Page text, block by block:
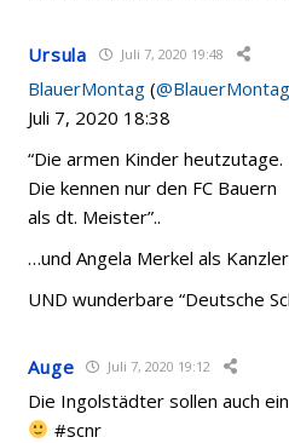
Ursula Juli 7, 2020 19:48
BlauerMontag (
Juli 7, 2020 18:38
“Die armen Kinder heutzutage.
Die kennen nur den FC Bauern
als dt. Meister”..
…und Angela Merkel als
UND wunderbare “Deutsche
Auge Juli 7, 2020 19:12
Die Ingolstädter sollen auch
#scnr